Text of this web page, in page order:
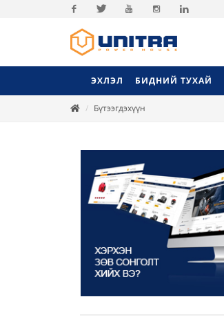
Facebook
ЭХЛЭЛ БИДНИЙ ТУХАЙ
Бүтээгдэхүүн